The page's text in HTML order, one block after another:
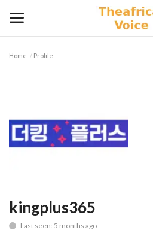
Contact
Lifestyle
Home Profile
kingplus365
Last seen: 5 months ago